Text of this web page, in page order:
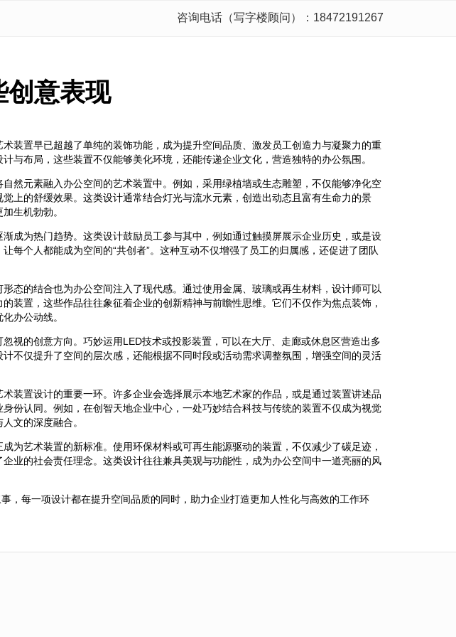
咨询电话（写字楼顾问）：18472191267
创意表现
装置早已超越了单纯的装饰功能，成为提升空间品质、激发员工创造力与凝聚力的重
与布局，这些装置不仅能够美化环境，还能传递企业文化，营造独特的办公氛围。
然元素融入办公空间的艺术装置中。例如，采用绿植墙或生态雕塑，不仅能够净化空
上的舒缓效果。这类设计通常结合灯光与流水元素，创造出动态且富有生命力的景
生机勃勃。
成为热门趋势。这类设计鼓励员工参与其中，例如通过触摸屏展示企业历史，或是设
每个人都能成为空间的“共创者”。这种互动不仅增强了员工的归属感，还促进了团队
态的结合也为办公空间注入了现代感。通过使用金属、玻璃或再生材料，设计师可以
装置，这些作品往往象征着企业的创新精神与前瞻性思维。它们不仅作为焦点装饰，
办公动线。
视的创意方向。巧妙运用LED技术或投影装置，可以在大厅、走廊或休息区营造出多
不仅提升了空间的层次感，还能根据不同时段或活动需求调整氛围，增强空间的灵活
装置设计的重要一环。许多企业会选择展示本地艺术家的作品，或是通过装置讲述品
身份认同。例如，在创智天地企业中心，一处巧妙结合科技与传统的装置不仅成为视觉
文的深度融合。
为艺术装置的新标准。使用环保材料或可再生能源驱动的装置，不仅减少了碳足迹，
业的社会责任理念。这类设计往往兼具美观与功能性，成为办公空间中一道亮丽的风
，每一项设计都在提升空间品质的同时，助力企业打造更加人性化与高效的工作环